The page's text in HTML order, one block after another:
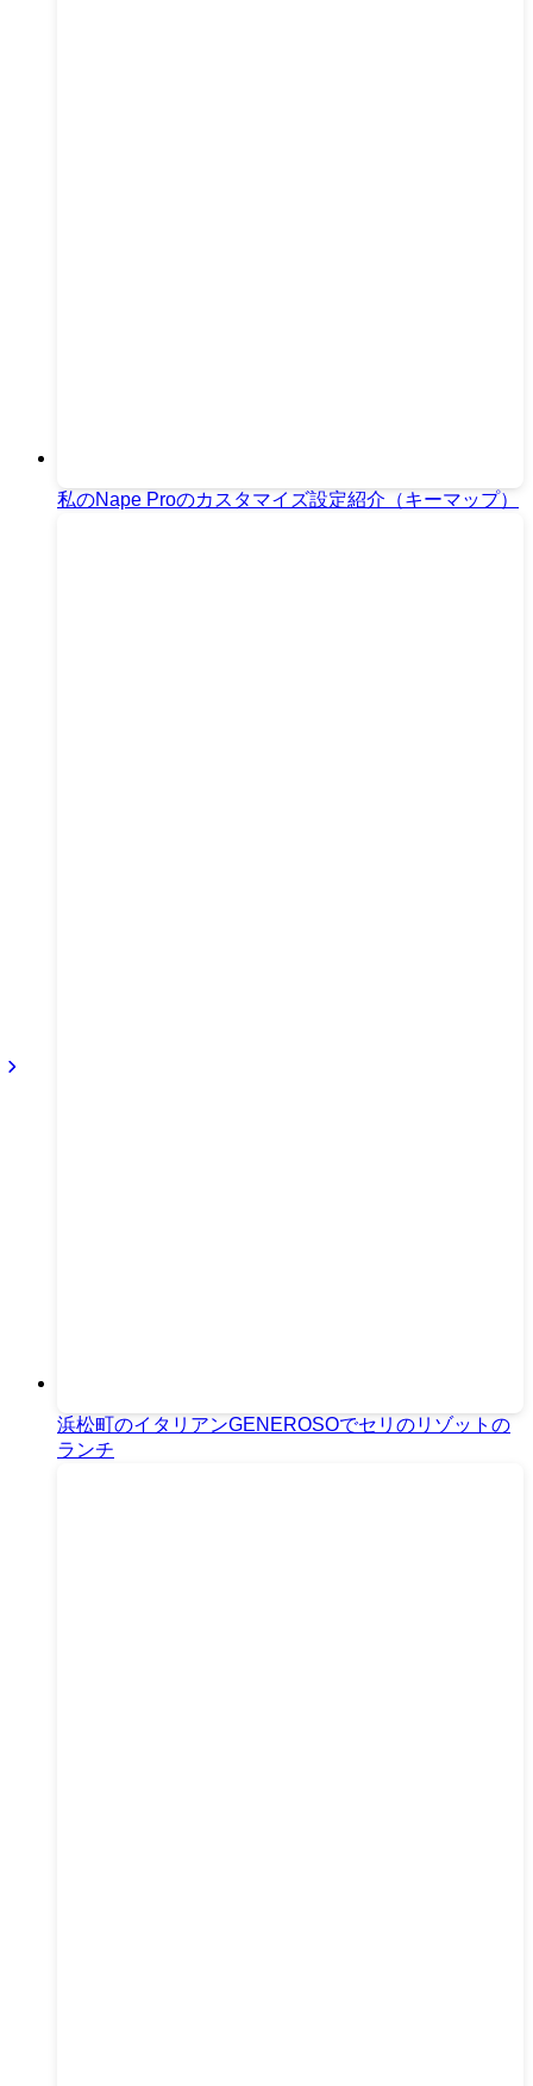
私のNape Proのカスタマイズ設定紹介（キーマップ）
浜松町のイタリアンGENEROSOでセリのリゾットの
ランチ